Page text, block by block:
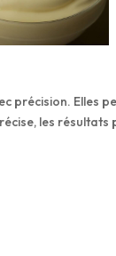
précision. Elles
les résultats